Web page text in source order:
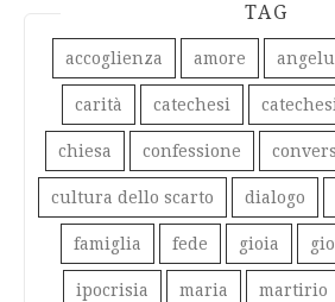
TAG
accoglienza amore
carità catechesi
chiesa confessione
cultura dello scarto dialogo
famiglia fede gioia
ipocrisia maria martirio